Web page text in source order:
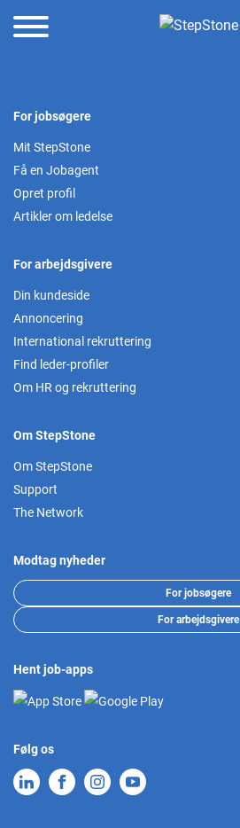
For jobsøgere
Mit StepStone
Få en Jobagent
Opret profil
Artikler om ledelse
For arbejdsgivere
Din kundeside
Annoncering
International rekruttering
Find leder-profiler
Om HR og rekruttering
Om StepStone
Om StepStone
Support
The Network
Modtag nyheder
For jobsøgere
For arbejdsgivere
Hent job-apps
Følg os